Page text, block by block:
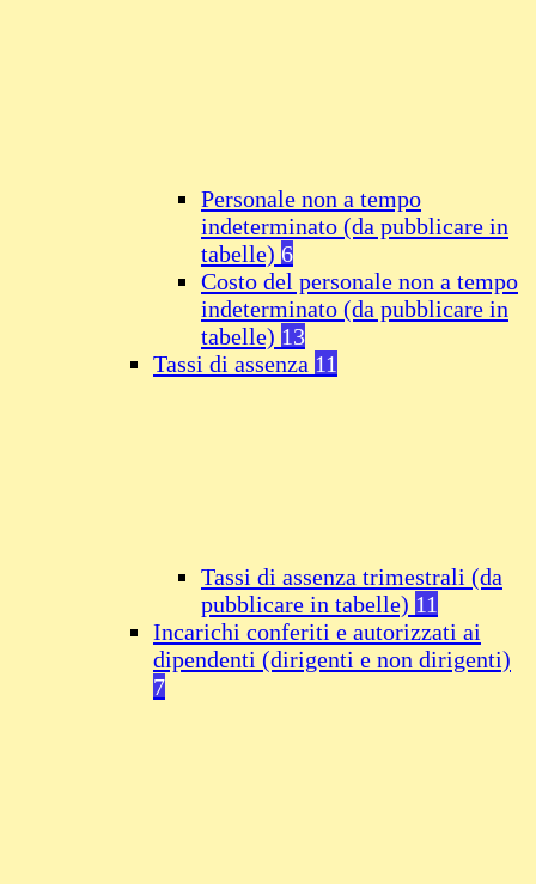
Personale non a tempo
indeterminato (da pubblicare in
tabelle) 6
Costo del personale non a tempo
indeterminato (da pubblicare in
tabelle) 13
Tassi di assenza 11
Tassi di assenza trimestrali (da
pubblicare in tabelle) 11
Incarichi conferiti e autorizzati ai
dipendenti (dirigenti e non dirigenti)
7